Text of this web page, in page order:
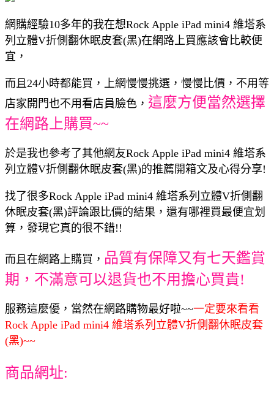
網購經驗10多年的我在想Rock Apple iPad mini4 維塔系
列立體V折側翻休眠皮套(黑)在網路上買應該會比較便
宜，
而且24小時都能買，上網慢慢挑選，慢慢比價，不用等
店家開門也不用看店員臉色， 這麼方便當然選擇
在網路上購買~~
於是我也參考了其他網友Rock Apple iPad mini4 維塔系
列立體V折側翻休眠皮套(黑)的推薦開箱文及心得分享!
找了很多Rock Apple iPad mini4 維塔系列立體V折側翻
休眠皮套(黑)評論跟比價的結果，還有哪裡買最便宜划
算，發現它真的很不錯!!
而且在網路上購買， 品質有保障又有七天鑑賞
期，不滿意可以退貨也不用擔心買貴!
服務這麼優，當然在網路購物最好啦~~一定要來看看
Rock Apple iPad mini4 維塔系列立體V折側翻休眠皮套
(黑)~~
商品網址: